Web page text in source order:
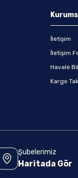
İletişim
İletişim
Havale
Kargo
Şubelerimiz
Haritada Gör